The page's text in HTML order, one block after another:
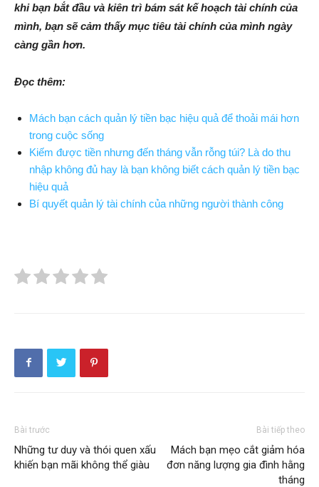
khi bạn bắt đầu và kiên trì bám sát kế hoạch tài chính của
mình, bạn sẽ cảm thấy mục tiêu tài chính của mình ngày
càng gần hơn.
Đọc thêm:
Mách bạn cách quản lý tiền bạc hiệu quả để thoải mái hơn
trong cuộc sống
Kiếm được tiền nhưng đến tháng vẫn rỗng túi? Là do thu
nhập không đủ hay là bạn không biết cách quản lý tiền bạc
hiệu quả
Bí quyết quản lý tài chính của những người thành công
Bài trước
Những tư duy và thói quen xấu
khiến bạn mãi không thể giàu
Bài tiếp theo
Mách bạn mẹo cắt giảm hóa
đơn năng lượng gia đình hằng
tháng